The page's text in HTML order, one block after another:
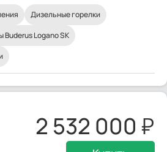
Дизельные горелки
Buderus Logano SK
2 532 000